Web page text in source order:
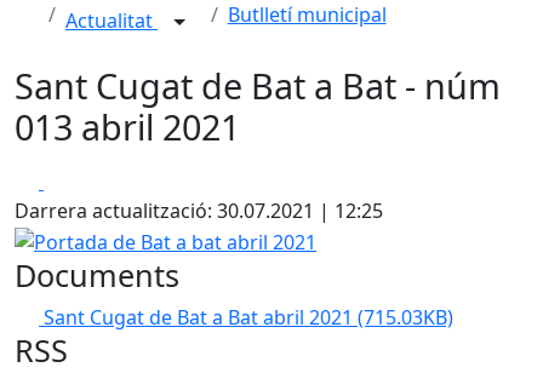
Actualitat Butlletí municipal
Sant Cugat de Bat a Bat - núm
013 abril 2021
Darrera actualització: 30.07.2021 | 12:25
Portada de Bat a bat abril 2021
Documents
Sant Cugat de Bat a Bat abril 2021 (715.03KB)
RSS